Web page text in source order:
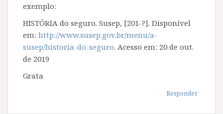
exemplo:
HISTÓRIA do seguro. Susep, [201-?]. Disponível
em: http://www.susep.gov.br/menu/a-
susep/historia-do-seguro. Acesso em: 20 de out.
de 2019
Grata
Responder